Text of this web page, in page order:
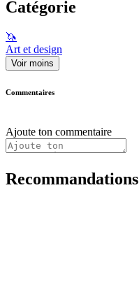
Catégorie
🦄
Art et design
Voir moins
Commentaires
Ajoute ton commentaire
Recommandations